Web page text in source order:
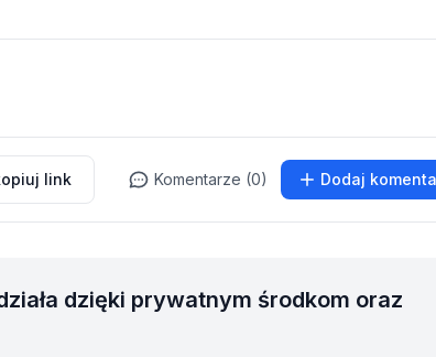
link Komentarze (0) Dodaj
dzięki prywatnym środkom oraz